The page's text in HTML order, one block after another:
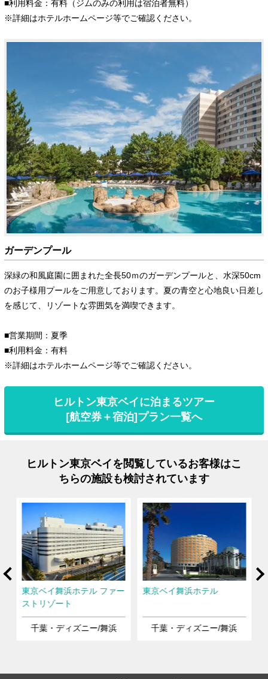
■利用料金：有料（ジムのみの利用は宿泊者無料）
※詳細はホテルホームページ等でご確認ください。
ガーデンプール
深緑の和風庭園に囲まれた全長50ｍのガーデンプールと、水深50cm
のお子様用プールをご用意しております。夏の青空と心地良い日差し
を感じて、リゾートな雰囲気を満喫できます。
■営業期間：夏季
■利用料金：有料
※詳細はホテルホームページ等でご確認ください。
ヒルトン東京ベイに泊まるツアー
[航空券＋宿泊]プラン一覧へ
ヒルトン東京ベイを閲覧しているお客様はこ
ちらの施設も検討されています
東京ベイ舞浜ホテル ファー
ストリゾート
千葉・ディズニー/舞浜
東京ベイ舞浜ホテル
千葉・ディズニー/舞浜